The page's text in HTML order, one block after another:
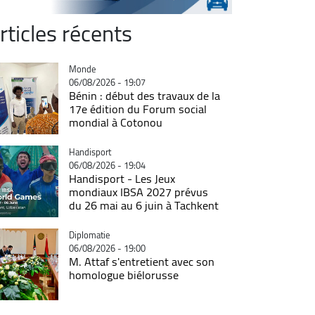
récents
Catégorie
Monde
06/08/2026 - 19:07
Bénin : début des travaux de la
17e édition du Forum social
mondial à Cotonou
Catégorie
Handisport
06/08/2026 - 19:04
Handisport - Les Jeux
mondiaux IBSA 2027 prévus
du 26 mai au 6 juin à Tachkent
Catégorie
Diplomatie
06/08/2026 - 19:00
M. Attaf s'entretient avec son
homologue biélorusse